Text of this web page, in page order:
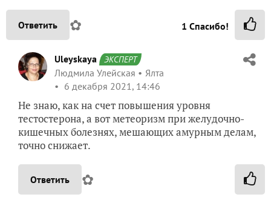
Ответить ✿ 1 Спасибо!
Uleyskaya ЭКСПЕРТ
Людмила Улейская
Ялта
6 декабря 2021, 14:46
Не знаю, как на счет повышения уровня
тестостерона, а вот метеоризм при желудочно-
кишечных болезнях, мешающих амурным делам,
точно снижает.
Ответить ✿